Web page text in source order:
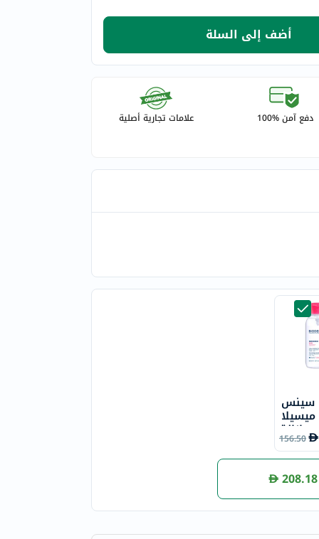
أضف إلى السلة
دفع آمن %100 علامات تجارية أصلية
سينس
ميسيلا
وإزالة
156.50
208.18